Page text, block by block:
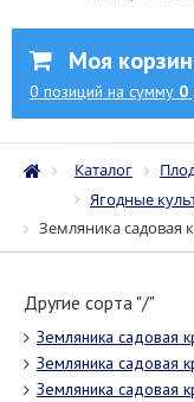
Моя
0 позиций на сумму 0
Каталог
Ягодные
Земляника садовая
Другие сорта "/"
Земляника садовая
Земляника садовая
Земляника садовая